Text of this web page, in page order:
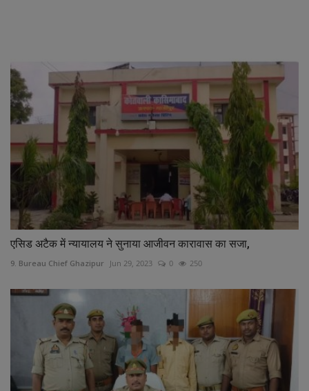
एसिड अटैक में न्यायालय ने सुनाया आजीवन कारावास का सजा,
9. Bureau Chief Ghazipur Jun 29, 2023 0 250